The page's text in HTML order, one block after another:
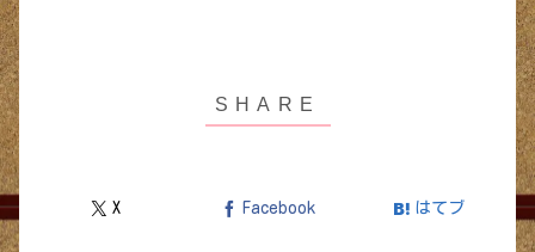
X Facebook はてブ